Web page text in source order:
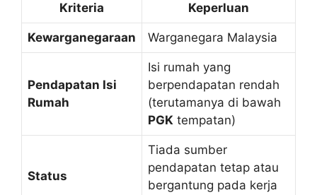
Kriteria Keperluan
Kewarganegaraan Warganegara Malaysia
Pendapatan Isi
Rumah
Isi rumah yang
berpendapatan rendah
(terutamanya di bawah
PGK tempatan)
Status
Tiada sumber
pendapatan tetap atau
bergantung pada kerja